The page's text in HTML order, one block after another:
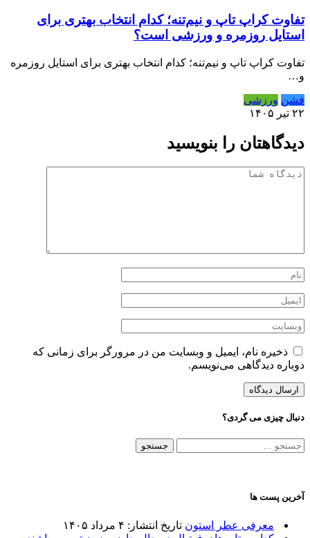
تفاوت کراپ تاپ و نیم‌تنه؛ کدام انتخاب بهتری برای
استایل روزمره و ورزشی است؟
تفاوت کراپ تاپ و نیم‌تنه؛ کدام انتخاب بهتری برای استایل روزمره
و…
فشن ورزشی
۲۲ تیر ۱۴۰۵
دیدگاهتان را بنویسید
ذخیره نام، ایمیل و وبسایت من در مرورگر برای زمانی که
دوباره دیدگاهی می‌نویسم.
دنبال چیزی می گردی؟
جستجو
آخرین پست ها
معرفی عطر استون تاریخ انتشار: ۴ مرداد ۱۴۰۵